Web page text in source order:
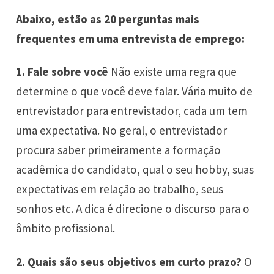
Abaixo, estão as 20 perguntas mais
frequentes em uma entrevista de emprego:
1. Fale sobre você Não existe uma regra que
determine o que você deve falar. Vária muito de
entrevistador para entrevistador, cada um tem
uma expectativa. No geral, o entrevistador
procura saber primeiramente a formação
acadêmica do candidato, qual o seu hobby, suas
expectativas em relação ao trabalho, seus
sonhos etc. A dica é direcione o discurso para o
âmbito profissional.
2. Quais são seus objetivos em curto prazo? O